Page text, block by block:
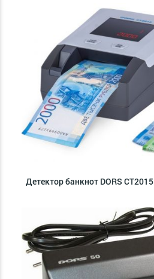
Детектор банкнот DORS CT2015